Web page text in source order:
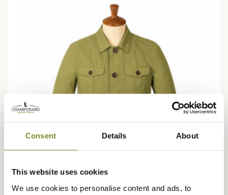
Consent Details About
This website uses cookies
We use cookies to personalise content and ads, to